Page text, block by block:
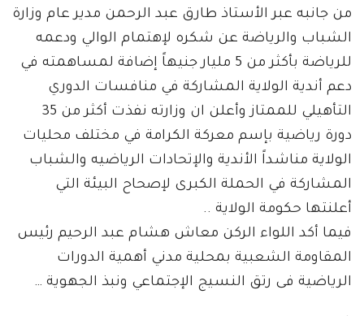
من جانبه عبر الأستاذ طارق عبد الرحمن مدير عام وزارة
الشباب والرياضة عن شكره لإهتمام الوالي ودعمه
للرياضة بأكثر من 5 مليار جنيهاً إضافة لمساهمته في
دعم أندية الولاية المشاركة في منافسات الدوري
التأهيلي للممتاز وأعلن ان وزارته نفذت أكثر من 35
دورة رياضية بإسم معركة الكرامة في مختلف محليات
الولاية مناشداً الأندية والإتحادات الرياضيه والشباب
المشاركة في الحملة الكبرى لإصحاح البيئة التي
أعلنتها حكومة الولاية ..
فيما أكد اللواء الركن معاش هشام عبد الرحيم رئيس
المقاومة الشعبية بمحلية مدني أهمية الدورات
الرياضية فى رتق النسيج الإجتماعي ونبذ الجهوية …